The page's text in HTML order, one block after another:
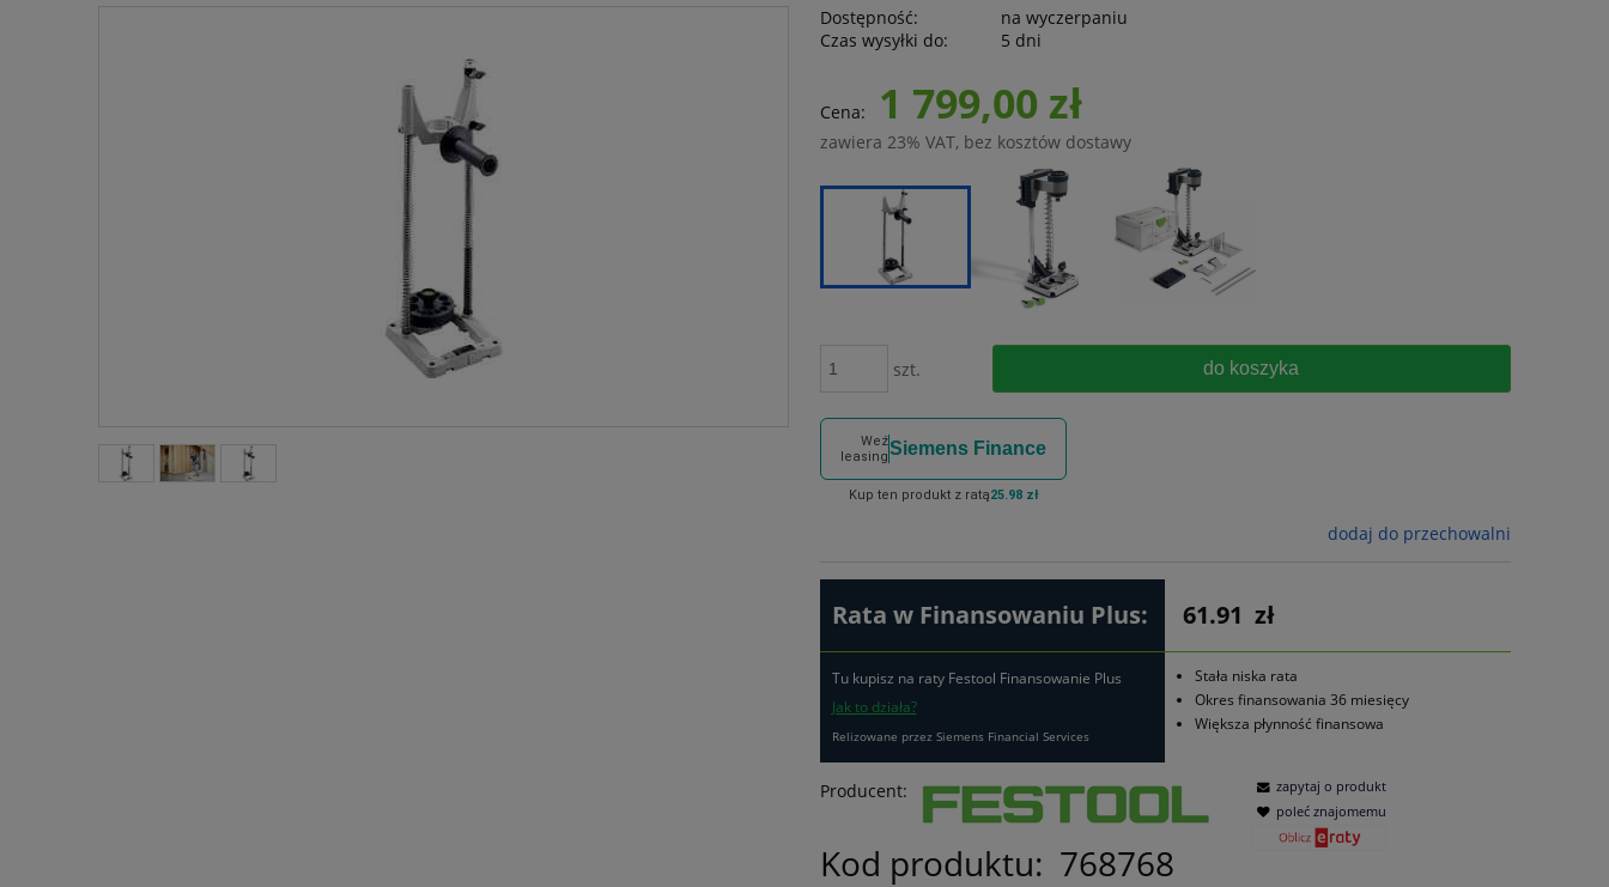
Dostępność:
na wyczerpaniu
Czas wysyłki do:
5 dni
Cena: 1 799,00 zł
zawiera 23% VAT, bez kosztów dostawy
szt. do koszyka
Weź
leasingSiemens Finance
Kup ten produkt z ratą25.98 zł
dodaj do przechowalni
Rata w Finansowaniu Plus: 61.91 zł
Tu kupisz na raty Festool Finansowanie Plus
Jak to działa?
Relizowane przez Siemens Financial Services
Stała niska rata
Okres finansowania 36 miesięcy
Większa płynność finansowa
Producent:
Kod produktu: 768768
zapytaj o produkt
poleć znajomemu